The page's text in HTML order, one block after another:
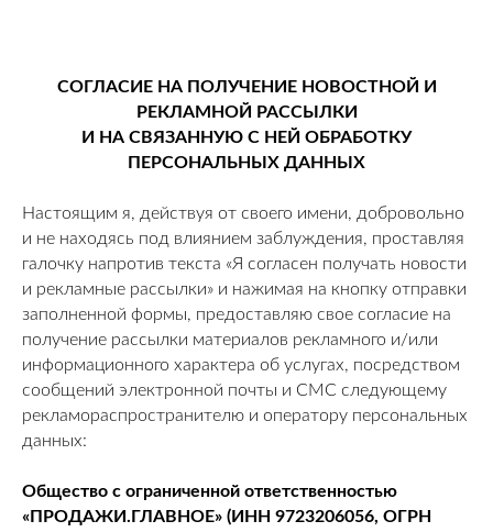
СОГЛАСИЕ НА ПОЛУЧЕНИЕ НОВОСТНОЙ И
РЕКЛАМНОЙ РАССЫЛКИ
И НА СВЯЗАННУЮ С НЕЙ ОБРАБОТКУ
ПЕРСОНАЛЬНЫХ ДАННЫХ
Настоящим я, действуя от своего имени, добровольно
и не находясь под влиянием заблуждения, проставляя
галочку напротив текста «Я согласен получать новости
и рекламные рассылки» и нажимая на кнопку отправки
заполненной формы, предоставляю свое согласие на
получение рассылки материалов рекламного и/или
информационного характера об услугах, посредством
сообщений электронной почты и СМС следующему
рекламораспространителю и оператору персональных
данных:
Общество с ограниченной ответственностью
«ПРОДАЖИ.ГЛАВНОЕ» (ИНН 9723206056, ОГРН